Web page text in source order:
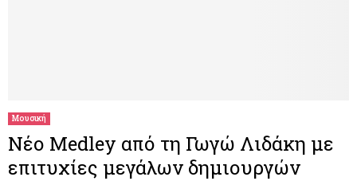
Μουσική
Νέο Medley από τη Γωγώ Λιδάκη με
επιτυχίες μεγάλων δημιουργών